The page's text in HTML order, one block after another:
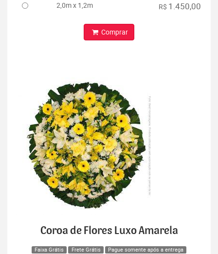
2,0m x 1,2m R$ 1.450,00
Comprar
Coroa de Flores Luxo Amarela
Faixa Grátis Frete Grátis Pague somente após a entrega